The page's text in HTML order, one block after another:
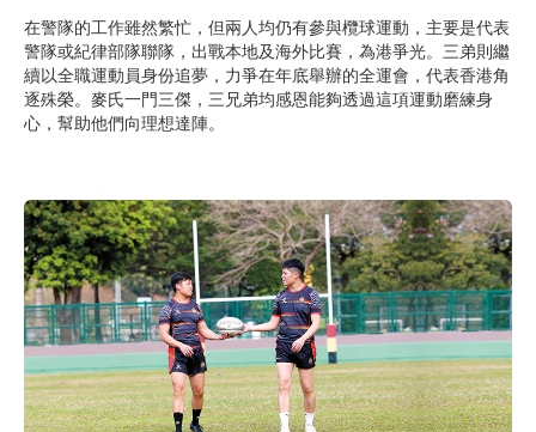
在警隊的工作雖然繁忙，但兩人均仍有參與欖球運動，主要是代表
警隊或紀律部隊聯隊，出戰本地及海外比賽，為港爭光。三弟則繼
續以全職運動員身份追夢，力爭在年底舉辦的全運會，代表香港角
逐殊榮。麥氏一門三傑，三兄弟均感恩能夠透過這項運動磨練身
心，幫助他們向理想達陣。